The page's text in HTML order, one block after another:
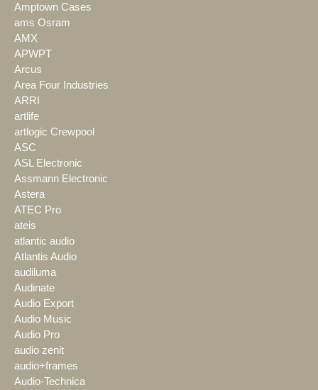
Amptown Cases
ams Osram
AMX
APWPT
Arcus
Area Four Industries
ARRI
artlife
artlogic Crewpool
ASC
ASL Electronic
Assmann Electronic
Astera
ATEC Pro
ateis
atlantic audio
Atlantis Audio
audiluma
Audinate
Audio Export
Audio Music
Audio Pro
audio zenit
audio+frames
Audio-Technica